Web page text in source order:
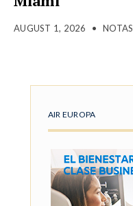
AUGUST 1, 2026 • NOTAS
AIR EUROPA